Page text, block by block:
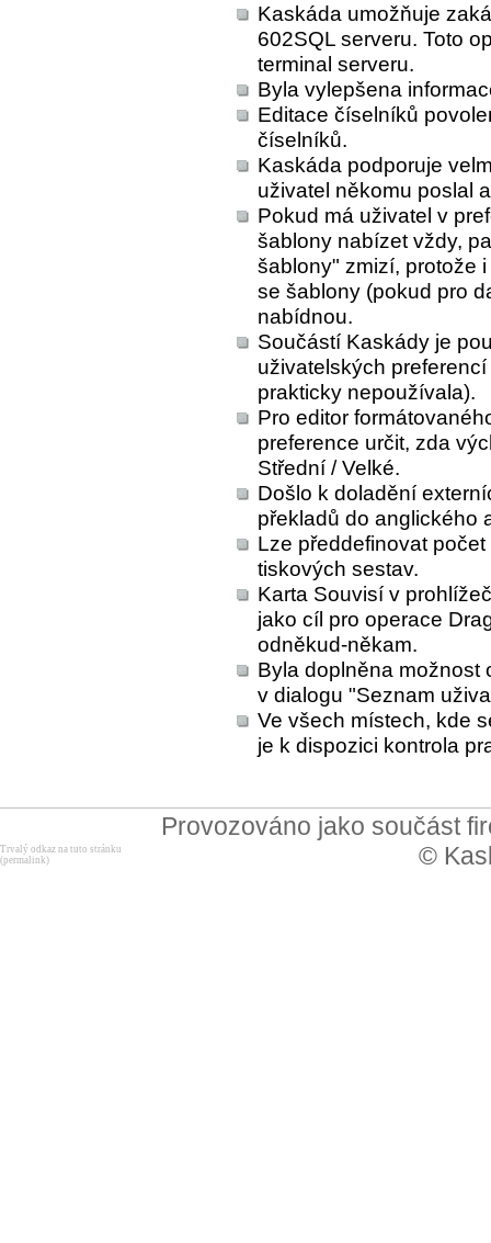
Kaskáda umožňuje
602SQL serveru. Toto
terminal serveru.
Byla vylepšena
Editace číselníků
číselníků.
Kaskáda podporuje
uživatel někomu poslal
Pokud má uživatel v
šablony nabízet vždy,
šablony" zmizí, protože
se šablony (pokud pro
nabídnou.
Součástí Kaskády je
uživatelských
prakticky nepoužívala).
Pro editor
preference určit, zda
Střední / Velké.
Došlo k doladění
překladů do anglického
Lze předdefinovat
tiskových sestav.
Karta Souvisí v
jako cíl pro operace
odněkud-někam.
Byla doplněna možnost
v dialogu "Seznam
Ve všech místech, kde
je k dispozici kontrola
Provozováno jako součást
©
Trvalý odkaz na tuto stránku
(permalink)